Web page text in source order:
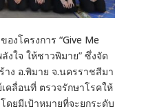
งโครงการ “Give Me
งใจ ให้ชาวพิมาย” ซึ่งจัด
ง อ.พิมาย จ.นครราชสีมา
คลื่อนที่ ตรวจรักษาโรคให้
ยมีเป้าหมายที่จะยกระดับ